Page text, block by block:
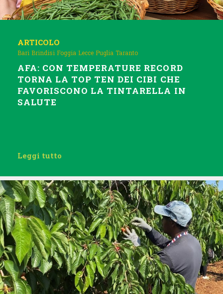
ARTICOLO
Bari Brindisi Foggia Lecce Puglia Taranto
AFA: CON TEMPERATURE RECORD
TORNA LA TOP TEN DEI CIBI CHE
FAVORISCONO LA TINTARELLA IN
SALUTE
Leggi tutto